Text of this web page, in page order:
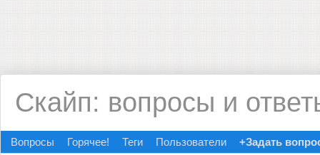
Скайп: вопросы и
Вопросы Горячее! Теги Пользователи +Задать